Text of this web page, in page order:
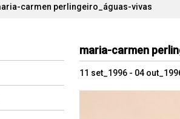
carmen perlingeiro_águas-vivas
maria-carmen
11 set_1996 - 04